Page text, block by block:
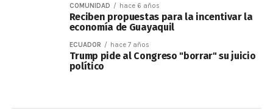
COMUNIDAD hace 6 años
Reciben propuestas para la incentivar la
economía de Guayaquil
ECUADOR hace 7 años
Trump pide al Congreso "borrar" su juicio
político